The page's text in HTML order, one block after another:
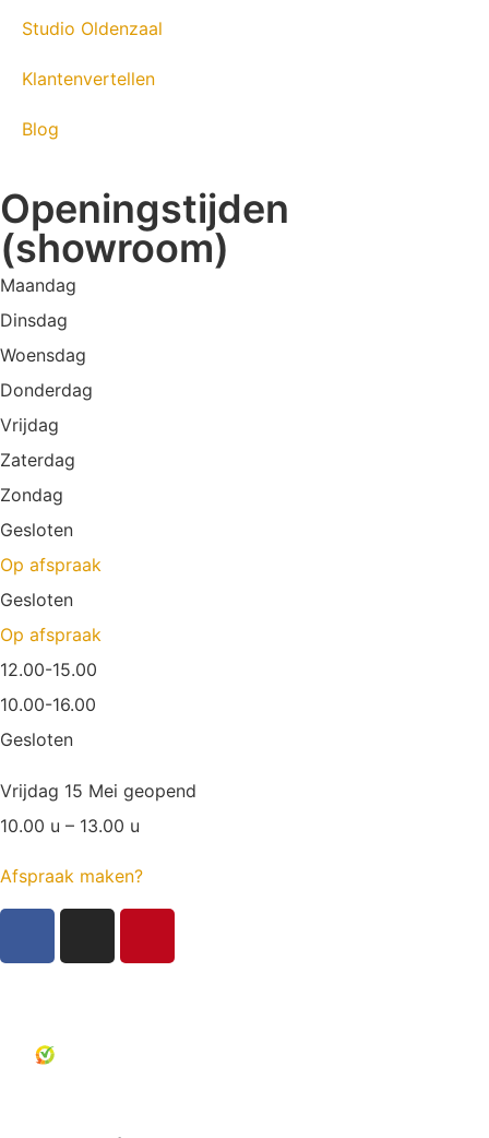
Studio Oldenzaal
Klantenvertellen
Blog
Openingstijden
(showroom)
Maandag
Dinsdag
Woensdag
Donderdag
Vrijdag
Zaterdag
Zondag
Gesloten
Op afspraak
Gesloten
Op afspraak
12.00-15.00
10.00-16.00
Gesloten
Vrijdag 15 Mei geopend
10.00 u – 13.00 u
Afspraak maken?